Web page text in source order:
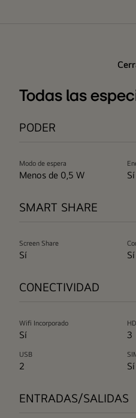
Todas las
PODER
Modo de espera
Menos de 0,5 W Sí
SMART SHARE
Screen Share
Sí Sí
CONECTIVIDAD
Wifi Incorporado
Sí 3
USB
2 Sí
ENTRADAS/SALIDAS